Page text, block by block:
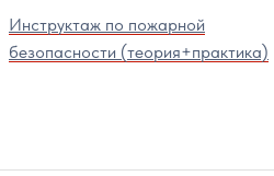
Инструктаж по пожарной
безопасности (теория+практика)